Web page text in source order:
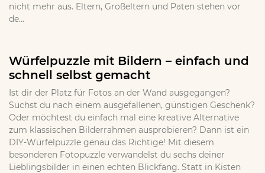
nicht mehr aus. Eltern, Großeltern und Paten stehen vor
de...
Würfelpuzzle mit Bildern – einfach und
schnell selbst gemacht
Ist dir der Platz für Fotos an der Wand ausgegangen?
Suchst du nach einem ausgefallenen, günstigen Geschenk?
Oder möchtest du einfach mal eine kreative Alternative
zum klassischen Bilderrahmen ausprobieren? Dann ist ein
DIY-Würfelpuzzle genau das Richtige! Mit diesem
besonderen Fotopuzzle verwandelst du sechs deiner
Lieblingsbilder in einen echten Blickfang. Statt in Kisten